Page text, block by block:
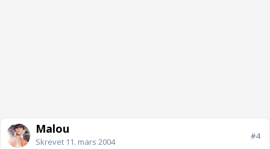
Malou
Skrevet 11. mars 2004
#4